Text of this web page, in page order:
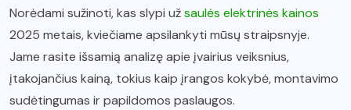
Norėdami sužinoti, kas slypi užsaulės elektrinės kainos
2025 metais, kviečiame apsilankyti mūsų straipsnyje.
Jame rasite išsamią analizę apie įvairius veiksnius,
įtakojančius kainą, tokius kaip įrangos kokybė, montavimo
sudėtingumas ir papildomos paslaugos.